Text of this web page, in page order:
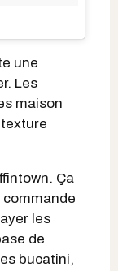
une
Les
maison
Ça
commande
les
de
bucatini,